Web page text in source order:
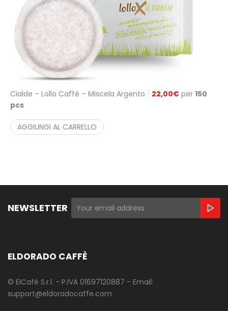
Cialde – Lollo Caffè – Miscela Argento 22,00€ per 150
pcs
AGGIUNGI AL CARRELLO
NEWSLETTER
ELDORADO CAFFÈ
© ElCafé S.r.l. - P.IVA 01697120887 - Email:
support@eldoradocaffe.com